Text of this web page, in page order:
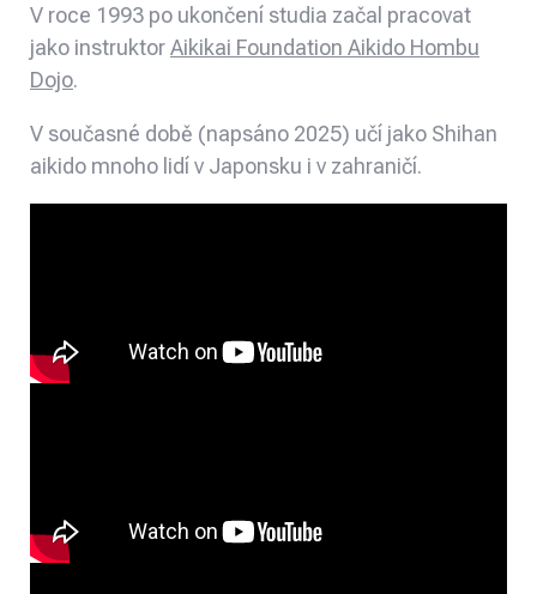
V roce 1993 po ukončení studia začal pracovat
jako instruktorAikikai Foundation Aikido Hombu
Dojo.
V současné době (napsáno 2025) učí jako Shihan
aikido mnoho lidí v Japonsku i v zahraničí.